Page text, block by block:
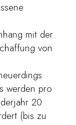
mit der
von
werden pro
20
(bis zu